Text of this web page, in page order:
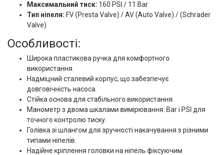
Максимальний тиск: 160 PSI / 11 Bar
Тип ніпеля: FV (Presta Valve) / AV (Auto Valve) / (Schrader
Valve)
Особливості:
Широка пластикова ручка для комфортного
використання.
Надміцний сталевий корпус, що забезпечує
довговічність насоса.
Стійка основа для стабільного використання.
Манометр з двома шкалами вимірювання: Bar і PSI для
точного контролю тиску.
Голівка зі шлангом для зручності накачування з різними
типами ніпелів.
Надійне кріплення головки на ніпель фіксуючим